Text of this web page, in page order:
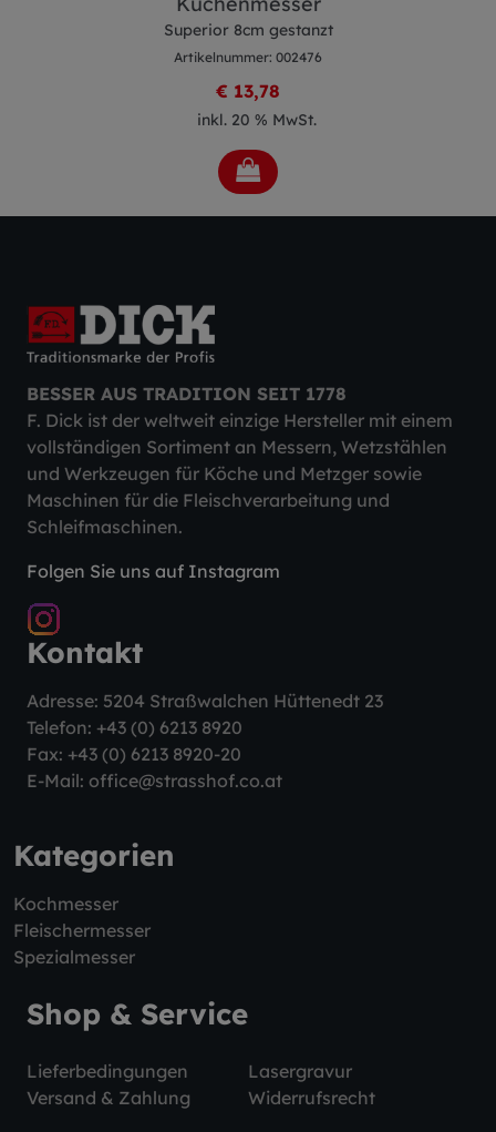
Superior 8cm gestanzt
Artikelnummer: 002476
€ 13,78
inkl. 20 % MwSt.
BESSER AUS TRADITION SEIT 1778
F. Dick ist der weltweit einzige Hersteller mit einem
vollständigen Sortiment an Messern, Wetzstählen
und Werkzeugen für Köche und Metzger sowie
Maschinen für die Fleischverarbeitung und
Schleifmaschinen.
Folgen Sie uns auf Instagram
Kontakt
Adresse: 5204 Straßwalchen Hüttenedt 23
Telefon: +43 (0) 6213 8920
Fax: +43 (0) 6213 8920-20
E-Mail: office@strasshof.co.at
Kategorien
Kochmesser
Fleischermesser
Spezialmesser
Shop & Service
Lieferbedingungen
Lasergravur
Versand & Zahlung
Widerrufsrecht